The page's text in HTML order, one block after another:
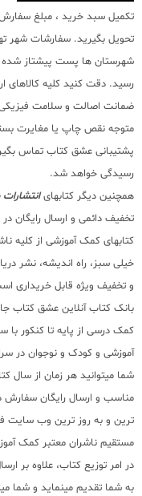
تکمیل سبد خرید ، مبلغ سفارش
تحویل بگیرید. سفارشات شهر
شهرستان ها پست پیشتاز شده
رسید. دقت کنید کلیه کالاهای
ضمانت اصالت و سلامت
متوجه نقص چاپ یا مغایرت
پشتیبانی عشق کتاب تماس
رسیدگی خواهد شد.
همچنین دیگر کتابهای
تخفیف دائمی و ارسال رایگان
کتابهای کمک آموزشی از کلیه
خیلی سبز، راه اندیشه، نشر
و تخفیف ویژه قابل خریداری
بانک کتاب آنلاین عشق کتاب
آموزشی و کودک و نوجوان در
شما میتوانید هر زمان از سال
مناسب و ارسال رایگان سفارش
ترین و به روز ترین وب سایت
در امر توزیع کتاب، علاوه بر
به شما تقدیم مینماید و شما